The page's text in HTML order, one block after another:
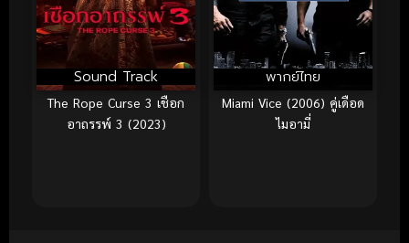
Sound Track
The Rope Curse 3 เชือก
อาถรรพ์ 3 (2023)
พากย์ไทย
Miami Vice (2006) คู่เดือด
ไมอามี่